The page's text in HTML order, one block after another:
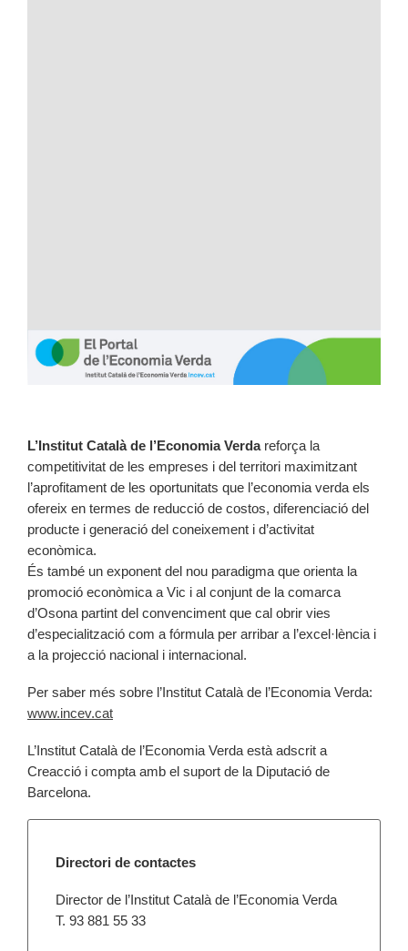
L’Institut Català de l’Economia Verdareforça la
competitivitat de les empreses i del territori maximitzant
l’aprofitament de les oportunitats que l’economia verda els
ofereix en termes de reducció de costos, diferenciació del
producte i generació del coneixement i d’activitat
econòmica.
És també un exponent del nou paradigma que orienta la
promoció econòmica a Vic i al conjunt de la comarca
d’Osona partint del convenciment que cal obrir vies
d’especialització com a fórmula per arribar a l’excel·lència i
a la projecció nacional i internacional.
Per saber més sobre l’Institut Català de l’Economia Verda:
www.incev.cat
L’Institut Català de l’Economia Verda està adscrit a
Creacció i compta amb el suport de la Diputació de
Barcelona.
Directori de contactes
Director de l’Institut Català de l’Economia Verda
T. 93 881 55 33